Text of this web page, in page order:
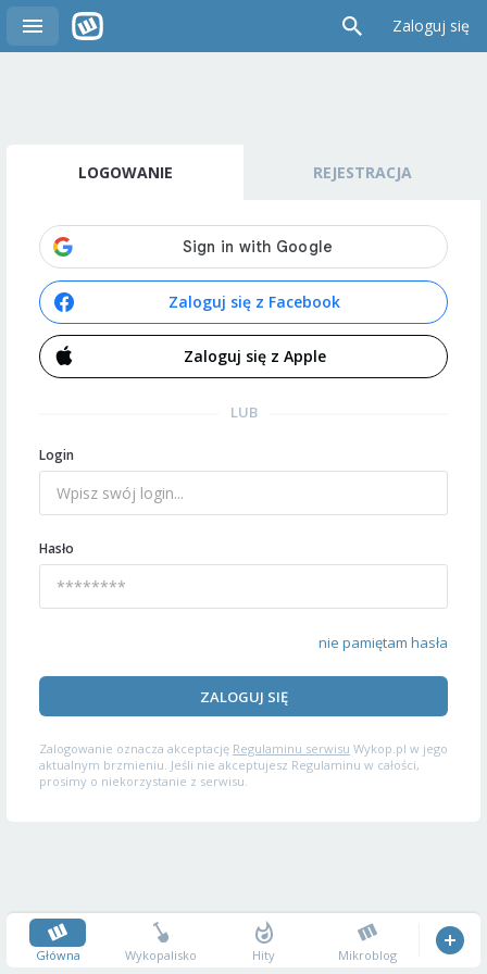
Zaloguj się
LOGOWANIE REJESTRACJA
Zaloguj się z Facebook
Zaloguj się z Apple
LUB
Login
Hasło
nie pamiętam hasła
ZALOGUJ SIĘ
Zalogowanie oznacza akceptację Regulaminu serwisu Wykop.pl w jego
aktualnym brzmieniu. Jeśli nie akceptujesz Regulaminu w całości,
prosimy o niekorzystanie z serwisu.
Główna Wykopalisko Hity Mikroblog